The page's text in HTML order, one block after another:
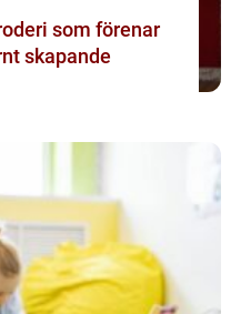
skapande